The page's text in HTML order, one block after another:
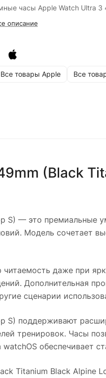
часы Apple Watch Ultra 3
описание
Все товары Apple Все
(Black
S) — это премиальные
Модель сочетает
даже при
Дополнительная
сценарии
S) поддерживают
тренировок. Часы
обеспечивает
Titanium Black Alpine